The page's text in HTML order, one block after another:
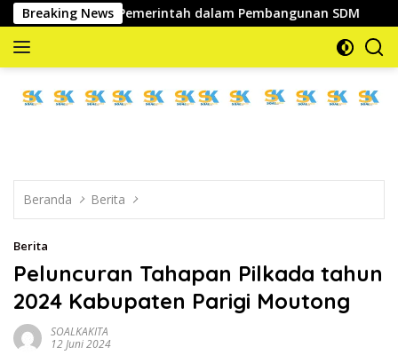
Langsung
ke
konten
Breaking News
Pemerintah dalam Pembangunan SDM Wabup
mengabarkan
Beranda Berita
Berita
Peluncuran Tahapan Pilkada tahun
2024 Kabupaten Parigi Moutong
SOALKAKITA
12 Juni 2024